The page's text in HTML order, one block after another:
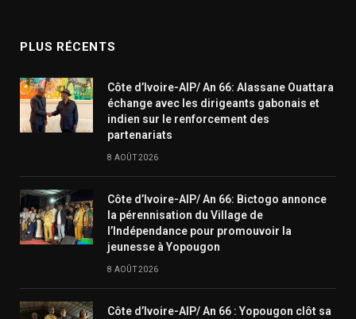
PLUS RÉCENTS
Côte d’Ivoire-AIP/ An 66: Alassane Ouattara
échange avec les dirigeants gabonais et
indien sur le renforcement des
partenariats
8 AOÛT 2026
Côte d’Ivoire-AIP/ An 66: Bictogo annonce
la pérennisation du Village de
l’Indépendance pour promouvoir la
jeunesse à Yopougon
8 AOÛT 2026
Côte d’Ivoire-AIP/ An 66 : Yopougon clôt sa